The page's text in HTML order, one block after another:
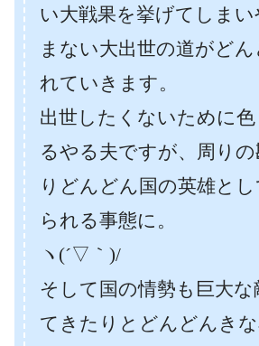
い大戦果を挙げてしま
まない大出世の道がどん
れていきます。
出世したくないために
るやる夫ですが、周りの
りどんどん国の英雄と
られる事態に。
ヽ(´▽｀)/
そして国の情勢も巨大な
てきたりとどんどんき